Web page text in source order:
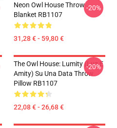
Neon Owl House Throw
Blanket RB1107
31,28 € - 59,80 €
-20%
The Owl House: Lumity (Luz E
Amity) Su Una Data Throw
Pillow RB1107
22,08 € - 26,68 €
-20%